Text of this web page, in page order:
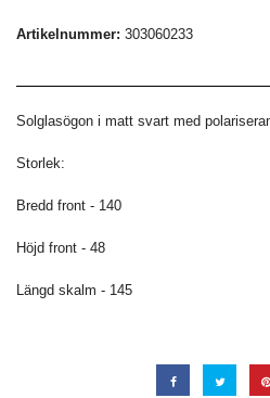
Artikelnummer: 303060233
Solglasögon i matt svart med
Storlek:
Bredd front - 140
Höjd front - 48
Längd skalm - 145